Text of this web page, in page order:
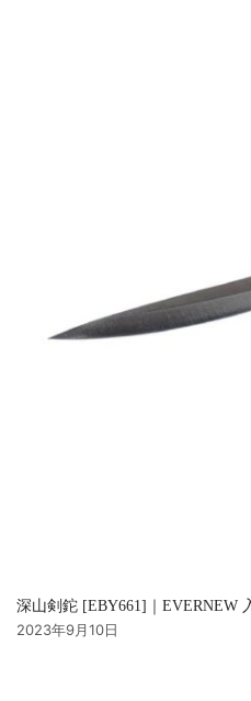
深山剣鉈 [EBY661]｜EVERNEW
2023年9月10日